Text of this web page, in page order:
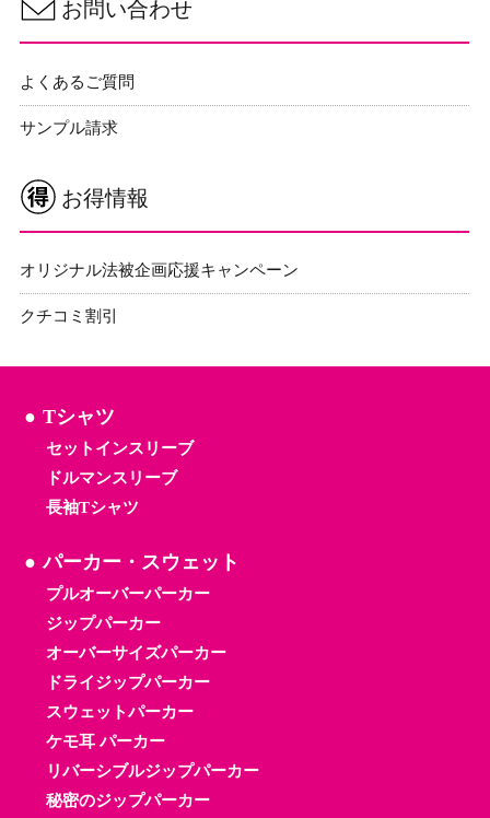
お問い合わせ
よくあるご質問
サンプル請求
お得情報
オリジナル法被企画応援キャンペーン
クチコミ割引
Tシャツ
セットインスリーブ
ドルマンスリーブ
長袖Tシャツ
パーカー・スウェット
プルオーバーパーカー
ジップパーカー
オーバーサイズパーカー
ドライジップパーカー
スウェットパーカー
ケモ耳 パーカー
リバーシブルジップパーカー
秘密のジップパーカー